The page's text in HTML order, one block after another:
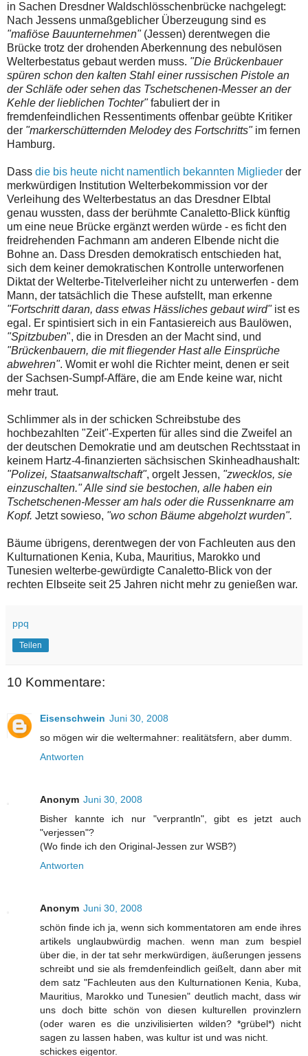
in Sachen Dresdner Waldschlösschenbrücke nachgelegt:
Nach Jessens unmaßgeblicher Überzeugung sind es
"mafiöse Bauunternehmen"(Jessen) derentwegen die
Brücke trotz der drohenden Aberkennung des nebulösen
Welterbestatus gebaut werden muss. "Die Brückenbauer
spüren schon den kalten Stahl einer russischen Pistole an
der Schläfe oder sehen das Tschetschenen-Messer an der
Kehle der lieblichen Tochter"fabuliert der in
fremdenfeindlichen Ressentiments offenbar geübte Kritiker
der "markerschütternden Melodey des Fortschritts"im fernen
Hamburg.
Dass die bis heute nicht namentlich bekannten Miglieder der
merkwürdigen Institution Welterbekommission vor der
Verleihung des Welterbestatus an das Dresdner Elbtal
genau wussten, dass der berühmte Canaletto-Blick künftig
um eine neue Brücke ergänzt werden würde - es ficht den
freidrehenden Fachmann am anderen Elbende nicht die
Bohne an. Dass Dresden demokratisch entschieden hat,
sich dem keiner demokratischen Kontrolle unterworfenen
Diktat der Welterbe-Titelverleiher nicht zu unterwerfen - dem
Mann, der tatsächlich die These aufstellt, man erkenne
"Fortschritt daran, dass etwas Hässliches gebaut wird"ist es
egal. Er spintisiert sich in ein Fantasiereich aus Baulöwen,
"Spitzbuben", die in Dresden an der Macht sind, und
"Brückenbauern, die mit fliegender Hast alle Einsprüche
abwehren". Womit er wohl die Richter meint, denen er seit
der Sachsen-Sumpf-Affäre, die am Ende keine war, nicht
mehr traut.
Schlimmer als in der schicken Schreibstube des
hochbezahlten "Zeit"-Experten für alles sind die Zweifel an
der deutschen Demokratie und am deutschen Rechtsstaat in
keinem Hartz-4-finanzierten sächsischen Skinheadhaushalt:
"Polizei, Staatsanwaltschaft", orgelt Jessen, "zwecklos, sie
einzuschalten." Alle sind sie bestochen, alle haben ein
Tschetschenen-Messer am hals oder die Russenknarre am
Kopf. Jetzt sowieso, "wo schon Bäume abgeholzt wurden".
Bäume übrigens, derentwegen der von Fachleuten aus den
Kulturnationen Kenia, Kuba, Mauritius, Marokko und
Tunesien welterbe-gewürdigte Canaletto-Blick von der
rechten Elbseite seit 25 Jahren nicht mehr zu genießen war.
ppq
Teilen
10 Kommentare:
Eisenschwein Juni 30, 2008
so mögen wir die weltermahner: realitätsfern, aber dumm.
Antworten
Anonym Juni 30, 2008
Bisher kannte ich nur "verprantln", gibt es jetzt auch
"verjessen"?
(Wo finde ich den Original-Jessen zur WSB?)
Antworten
Anonym Juni 30, 2008
schön finde ich ja, wenn sich kommentatoren am ende ihres
artikels unglaubwürdig machen. wenn man zum bespiel
über die, in der tat sehr merkwürdigen, äußerungen jessens
schreibt und sie als fremdenfeindlich geißelt, dann aber mit
dem satz "Fachleuten aus den Kulturnationen Kenia, Kuba,
Mauritius, Marokko und Tunesien" deutlich macht, dass wir
uns doch bitte schön von diesen kulturellen provinzlern
(oder waren es die unzivilisierten wilden? *grübel*) nicht
sagen zu lassen haben, was kultur ist und was nicht.
schickes eigentor.